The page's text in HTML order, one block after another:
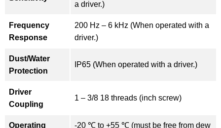
a driver.)
Frequency
Response
200 Hz – 6 kHz (When operated with a
driver.)
Dust/Water
Protection
IP65 (When operated with a driver.)
Driver
Coupling
1 – 3/8 18 threads (inch screw)
Operating
-20 ℃ to +55 ℃ (must be free from dew